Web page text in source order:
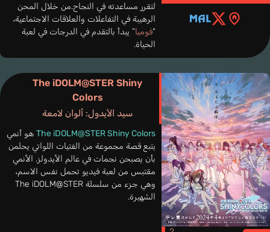
لتقرر مساعدته في النجاح.من خلال المحن
الرهيبة في التفاعلات والعلاقات الاجتماعية،
“فوميا” يبدأ بالتقدم في الدرجات في لعبة
الحياة.
The iDOLM@STER Shiny
Colors
سيد الأيدول: ألوان لامعة
The iDOLM@STER Shiny Colors هو أنمي
يتبع قصة مجموعة من الفتيات اللواتي يحلمن
بأن يصبحن نجمات في عالم الأيدولز. الأنمي
مقتبس من لعبة فيديو تحمل نفس الاسم،
وهي جزء من سلسلة The iDOLM@STER
الشهيرة.